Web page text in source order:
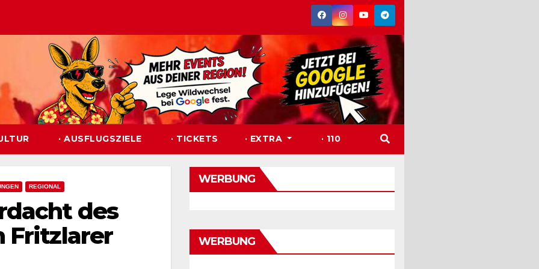
· AUSFLUGSZIELE · TICKETS · EXTRA · 110
REGIONAL
des
Fritzlarer
WERBUNG
WERBUNG